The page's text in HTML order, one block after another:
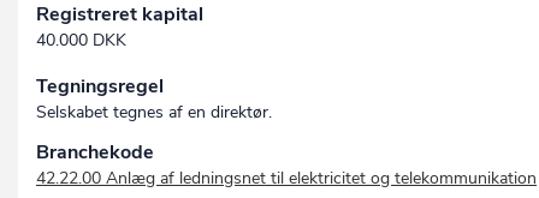
Registreret kapital
40.000 DKK
Tegningsregel
Selskabet tegnes af en direktør.
Branchekode
42.22.00 Anlæg af ledningsnet til elektricitet og telekommunikation